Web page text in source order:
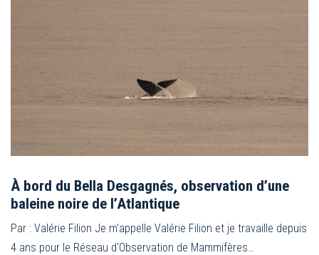
À bord du Bella Desgagnés, observation d’une
baleine noire de l’Atlantique
Par : Valérie Filion Je m'appelle Valérie Filion et je travaille depuis
4 ans pour le Réseau d'Observation de Mammifères…